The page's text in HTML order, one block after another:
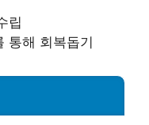
립
통해 회복돕기